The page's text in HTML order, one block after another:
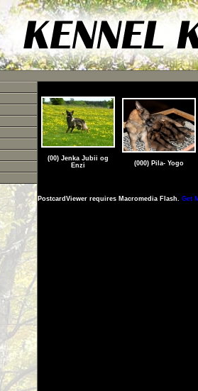
(00) Jenka Jubii og
Enzi
(000) Pila- Yogo
PostcardViewer requires Macromedia Flash. Get